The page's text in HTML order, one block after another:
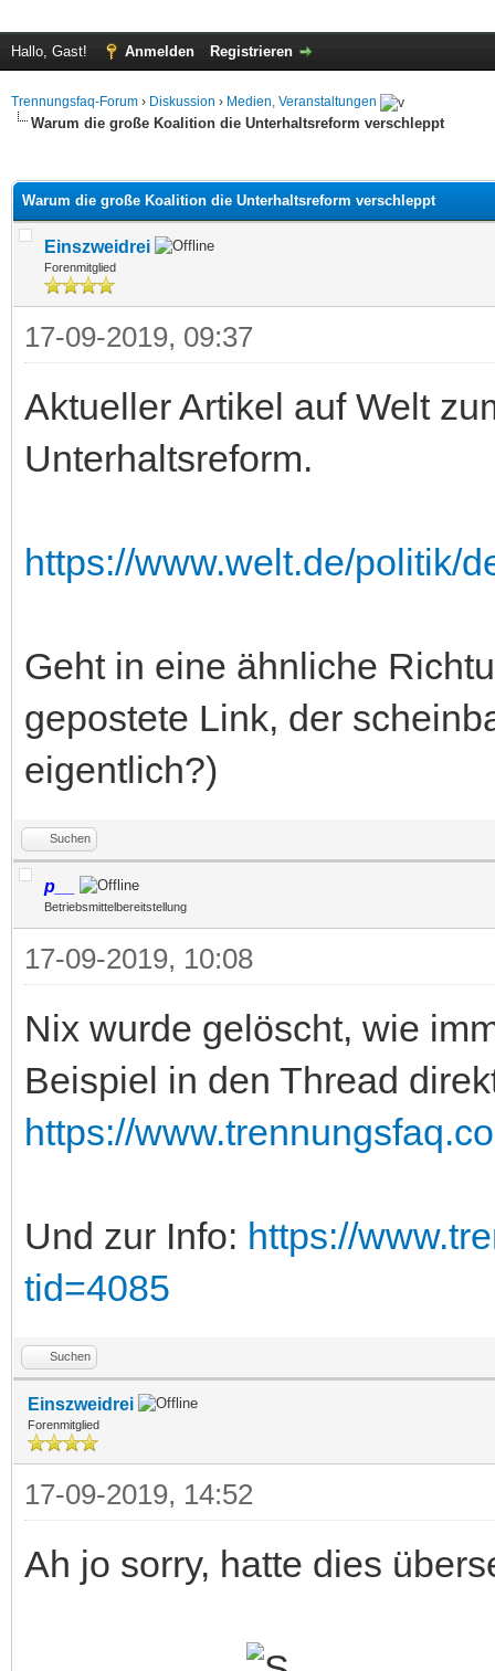
Hallo, Gast! Anmelden Registrieren
Trennungsfaq-Forum › Diskussion › Medien, Veranstaltungen
Warum die große Koalition die Unterhaltsreform verschleppt
Warum die große Koalition die Unterhaltsreform verschleppt
Einszweidrei
Forenmitglied
17-09-2019, 09:37
Aktueller Artikel auf Welt
Unterhaltsreform.
https://www.welt.de/politik/
Geht in eine ähnliche
gepostete Link, der
eigentlich?)
Suchen
p__
Betriebsmittelbereitstellung
17-09-2019, 10:08
Nix wurde gelöscht, wie
Beispiel in den Thread
https://
Und zur Info: https://
tid=4085
Suchen
Einszweidrei
Forenmitglied
17-09-2019, 14:52
Ah jo sorry, hatte dies